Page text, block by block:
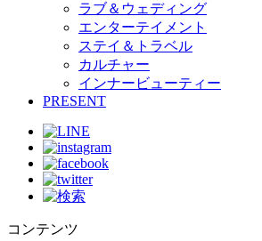
ラブ＆ウェディング
エンターテイメント
ステイ＆トラベル
カルチャー
インナービューティー
PRESENT
コンテンツ